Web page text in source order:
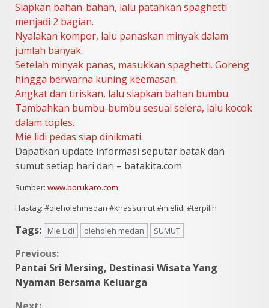
Siapkan bahan-bahan, lalu patahkan spaghetti
menjadi 2 bagian.
Nyalakan kompor, lalu panaskan minyak dalam
jumlah banyak.
Setelah minyak panas, masukkan spaghetti. Goreng
hingga berwarna kuning keemasan.
Angkat dan tiriskan, lalu siapkan bahan bumbu.
Tambahkan bumbu-bumbu sesuai selera, lalu kocok
dalam toples.
Mie lidi pedas siap dinikmati.
Dapatkan update informasi seputar batak dan
sumut setiap hari dari – batakita.com
Sumber: www.borukaro.com
Hastag: #oleholehmedan #khassumut #mielidi #terpilih
Tags: Mie Lidi oleholeh medan SUMUT
Continue
Reading
Previous:
Pantai Sri Mersing, Destinasi Wisata Yang
Nyaman Bersama Keluarga